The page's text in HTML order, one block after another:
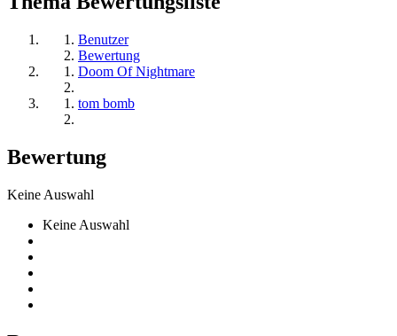
Benutzer
Bewertung
Doom Of Nightmare
tom bomb
Bewertung
Keine Auswahl
Keine Auswahl